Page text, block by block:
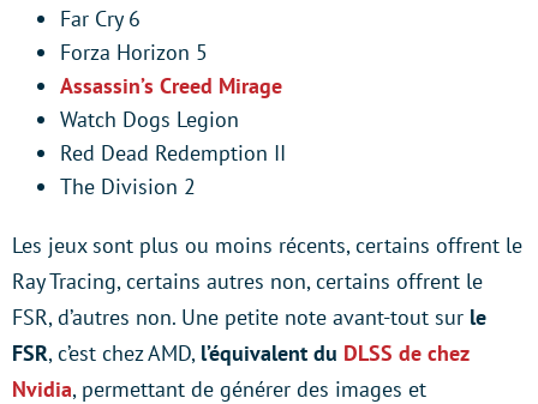
Far Cry 6
Forza Horizon 5
Assassin’s Creed Mirage
Watch Dogs Legion
Red Dead Redemption II
The Division 2
Les jeux sont plus ou moins récents, certains offrent le
Ray Tracing, certains autres non, certains offrent le
FSR, d’autres non. Une petite note avant-tout sur le
FSR, c’est chez AMD, l’équivalent du DLSS de chez
Nvidia, permettant de générer des images et